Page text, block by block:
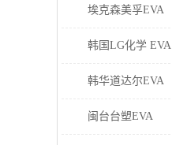
埃克森美孚EVA
韩国LG化学 EVA
韩华道达尔EVA
闽台台塑EVA